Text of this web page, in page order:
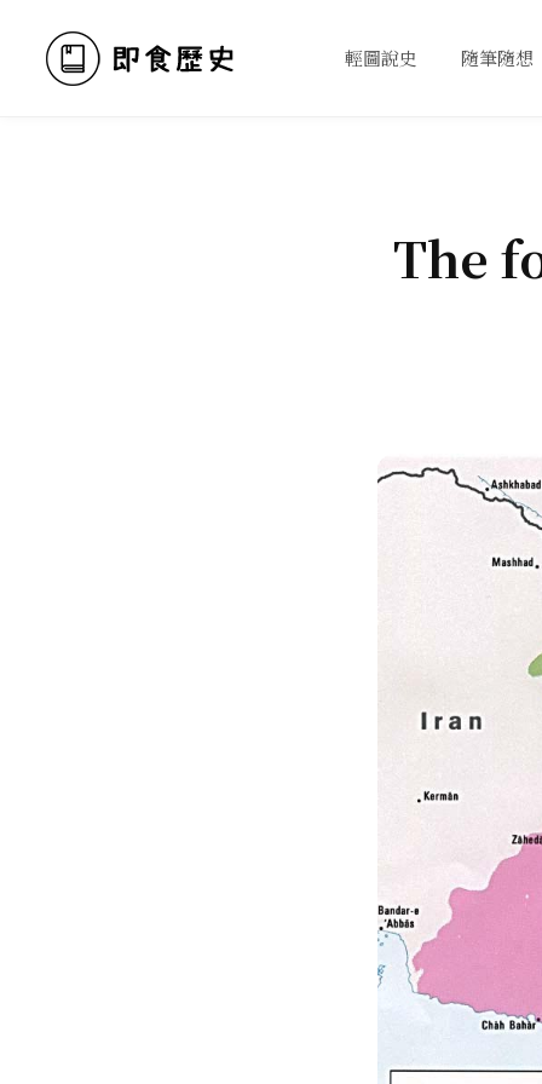
輕圖說史 隨筆隨想
The